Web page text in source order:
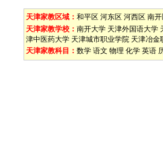
天津家教区域： 和平区 河东区 河西区 南开
天津家教学校： 南开大学 天津外国语大学
津中医药大学 天津城市职业学院 天津冶金
天津家教科目： 数学 语文 物理 化学 英语